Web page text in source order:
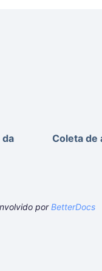
da
Coleta de
porBetterDocs